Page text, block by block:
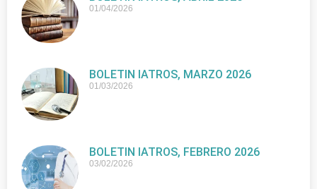
01/04/2026
BOLETIN IATROS, MARZO 2026
01/03/2026
BOLETIN IATROS, FEBRERO 2026
03/02/2026